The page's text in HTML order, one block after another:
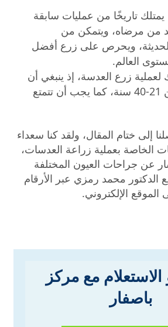
يمتلك تاريخًا من عمليات سابقة
من مرضاه، ويتمكن من
ويحرص على زرع أفضل
العالم.
لعملية زرع العدسة، إذ ينبغي أن
يتراوح عمرك ما بين 21-40 سنة، كما يجب أن تتمتع
إلى ختام المقال، ولقد كنا سعداء
الخاصة بعملية زراعة العدسات،
عن جراحات العيون المختلفة
الدكتور محمد رمزي عبر الأرقام
الإلكتروني.
مع مركز
باصفار